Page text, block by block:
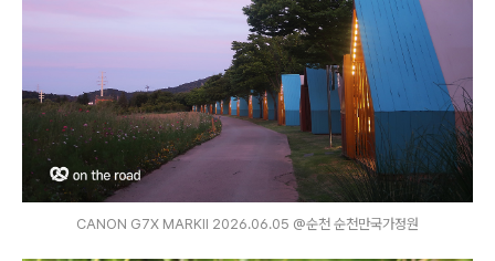
CANON G7X MARKⅡ 2026.06.05 @순천 순천만국가정원